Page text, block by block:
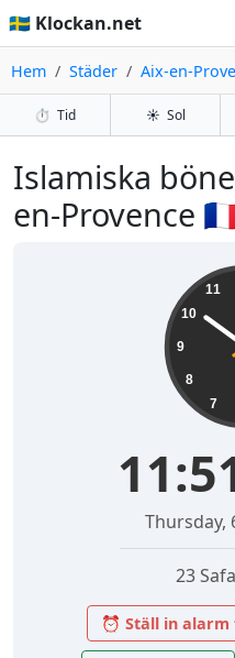
🇸🇪 Klockan.net
Hem Städer Aix-en-
⏱️ Tid ☀️ Sol
Islamiska
en-Provence
7
8
9
10
11
Thursday,
23
⏰ Ställ in alarm